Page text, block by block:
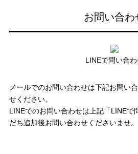
お問い合わ
LINEで問い合
メールでのお問い合わせは下記お問い
せください。
LINEでのお問い合わせは上記「LINEで
だち追加後お問い合わせくださいませ。